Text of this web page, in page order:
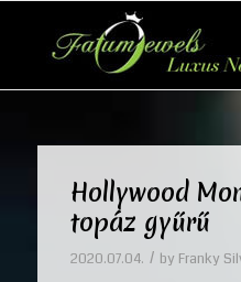
Hollywood
topáz gyűrű
2020.07.04. / by Franky